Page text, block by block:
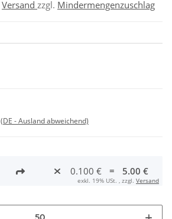
Versand zzgl. Mindermengenzuschlag
(DE - Ausland abweichend)
0.100 € = 5.00 €
exkl. 19% USt. , zzgl. Versand